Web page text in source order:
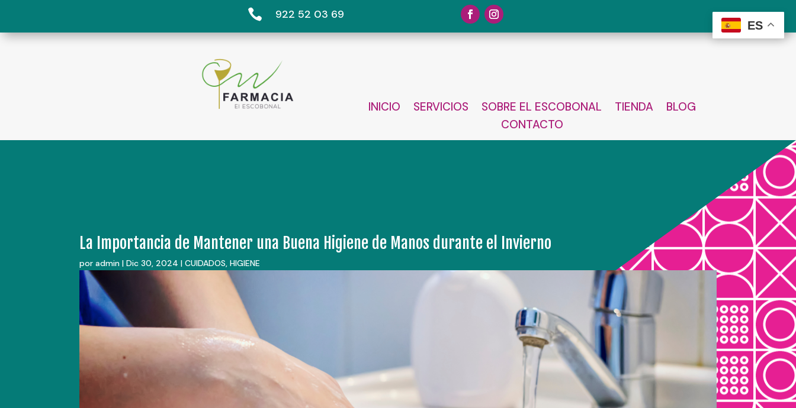
 922 52 03 69
INICIO SERVICIOS SOBRE EL ESCOBONAL TIENDA
BLOG
CONTACTO
La Importancia de Mantener una Buena Higiene de Manos durante el Invierno
poradmin |Dic 30, 2024 |CUIDADOS,HIGIENE
ES